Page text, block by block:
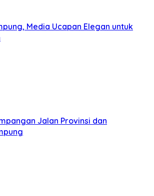
Media Ucapan Elegan untuk
Jalan Provinsi dan